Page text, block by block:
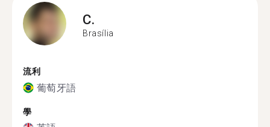
C.
Brasília
流利
葡萄牙語
學